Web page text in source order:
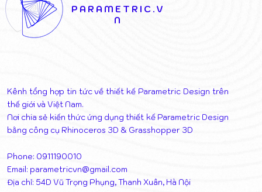
PARAMETRIC.V
N
Kênh tổng hợp tin tức về thiết kế Parametric Design trên
thế giới và Việt Nam.
Nơi chia sẻ kiến thức ứng dụng thiết kế Parametric Design
bằng công cụ Rhinoceros 3D & Grasshopper 3D
Phone: 0911190010
Email: parametricvn@gmail.com
Địa chỉ: 54D Vũ Trọng Phụng, Thanh Xuân, Hà Nội